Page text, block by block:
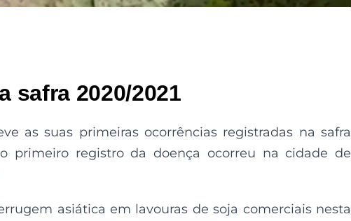
safra 2020/2021
as suas primeiras ocorrências registradas na safra
o primeiro registro da doença ocorreu na cidade de
asiática em lavouras de soja comerciais nesta